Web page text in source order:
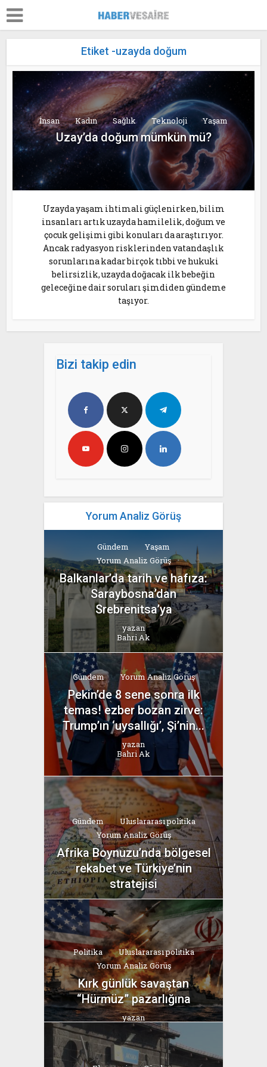
Etiket -uzayda doğum
İnsan Kadın Sağlık Teknoloji Yaşam
Uzay’da doğum mümkün mü?
Uzayda yaşam ihtimali güçlenirken, bilim
insanları artık uzayda hamilelik, doğum ve
çocuk gelişimi gibi konuları da araştırıyor.
Ancak radyasyon risklerinden vatandaşlık
sorunlarına kadar birçok tıbbi ve hukuki
belirsizlik, uzayda doğacak ilk bebeğin
geleceğine dair soruları şimdiden gündeme
taşıyor.
Bizi takip edin
Yorum Analiz Görüş
Gündem
Yaşam
Yorum Analiz Görüş
Balkanlar’da tarih ve hafıza:
Saraybosna’dan
Srebrenitsa’ya
yazan
Bahri Ak
Gündem Yorum Analiz Görüş
Pekin’de 8 sene sonra ilk
temas! ezber bozan zirve:
Trump’ın ‘uysallığı’, Şi’nin...
yazan
Bahri Ak
Gündem
Uluslararası politika
Yorum Analiz Görüş
Afrika Boynuzu’nda bölgesel
rekabet ve Türkiye’nin
stratejisi
yazan
Bahri Ak
Politika
Uluslararası politika
Yorum Analiz Görüş
Kırk günlük savaştan
“Hürmüz” pazarlığına
yazan
Bahri Ak